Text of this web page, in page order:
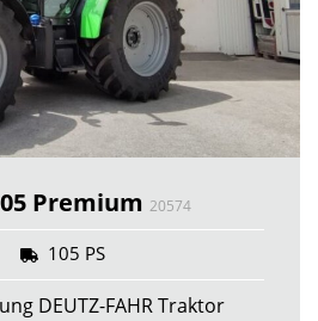
Premium 20574
105 PS
DEUTZ-FAHR Traktor